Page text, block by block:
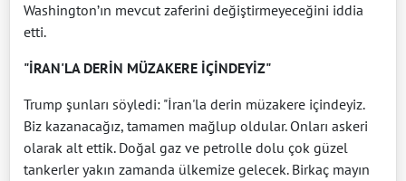
Washington’ın mevcut zaferini değiştirmeyeceğini iddia
etti.
"İRAN'LA DERİN MÜZAKERE İÇİNDEYİZ"
Trump şunları söyledi: "İran'la derin müzakere içindeyiz.
Biz kazanacağız, tamamen mağlup oldular. Onları askeri
olarak alt ettik. Doğal gaz ve petrolle dolu çok güzel
tankerler yakın zamanda ülkemize gelecek. Birkaç mayın